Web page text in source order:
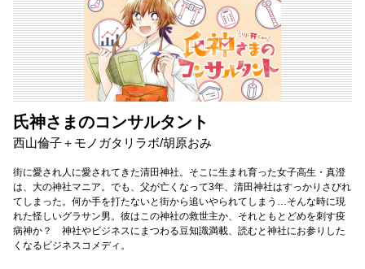
氏神さまのコンサルタント
西山倫子＋モノガタリラボ/胡原おみ
街に愛され人に愛されてきた清田神社。そこに生まれ育った女子高生・真澄
は、大の神社マニア。でも、父が亡くなって3年、清田神社はすっかりさびれ
てしまった。何か手を打たないと街から追いやられてしまう…そんな時に現
れた怪しいグラサン男。彼はこの神社の救世主か、それともとどめを刺す疫
病神か？ 神社やビジネスにまつわる豆知識満載、読むと神社にお参りした
くなるビジネスコメディ。